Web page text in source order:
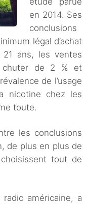
en 2014. Ses
conclusions
légal d’achat
ans, les ventes
chuter de 2 % et
de l’usage
nicotine chez les
toute.
les conclusions
de plus en plus de
tout de
américaine, a